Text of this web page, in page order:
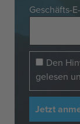
Geschäfts-
Den
gelesen